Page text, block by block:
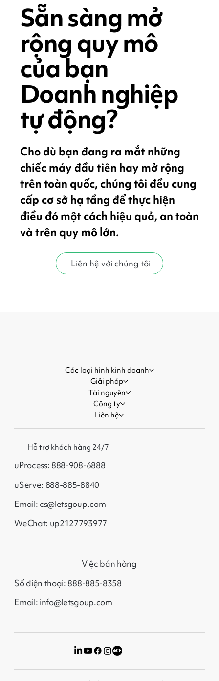
Sẵn sàng mở
rộng quy mô
của bạn
Doanh nghiệp
tự động?
Cho dù bạn đang ra mắt những
chiếc máy đầu tiên hay mở rộng
trên toàn quốc, chúng tôi đều cung
cấp cơ sở hạ tầng để thực hiện
điều đó một cách hiệu quả, an toàn
và trên quy mô lớn.
Liên hệ với chúng tôi
Hỗ trợ khách hàng 24/7
uProcess: 888-908-6888
uServe: 888-885-8840
Email: cs@letsgoup.com
WeChat: up2127793977
Việc bán hàng
Số điện thoại: 888-885-8358
Email: info@letsgoup.com
Các loại hình kinh doanh
Giải pháp
Tài nguyên
Công ty
Liên hệ